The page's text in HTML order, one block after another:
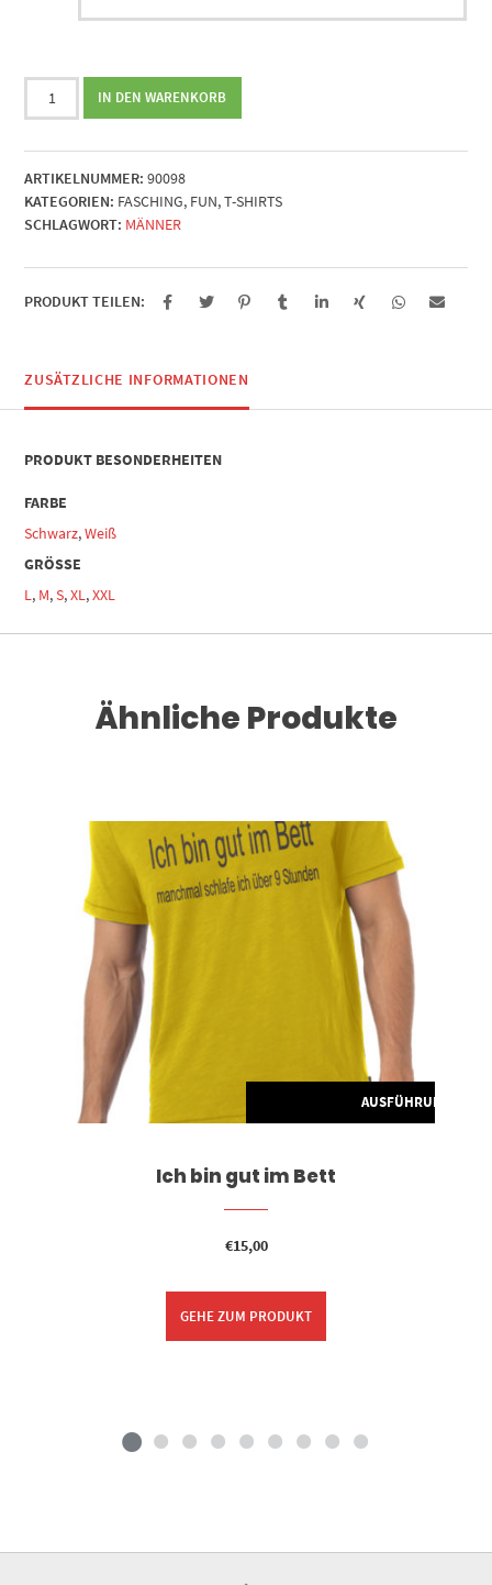
Verkleidet
Menge
IN DEN WARENKORB
ARTIKELNUMMER: 90098
KATEGORIEN: FASCHING, FUN,T-SHIRTS
SCHLAGWORT: MÄNNER
PRODUKT TEILEN:
ZUSÄTZLICHE INFORMATIONEN
PRODUKT BESONDERHEITEN
FARBE
Schwarz,Weiß
GRÖSSE
L, M,S,XL,XXL
Ähnliche Produkte
AUSFÜHRUNG
Dieses Produkt weist mehrere Varianten auf. Die Optionen können auf der Produktseite gewählt werden
Ich bin gut im Bett
€15,00
GEHE ZUM PRODUKT